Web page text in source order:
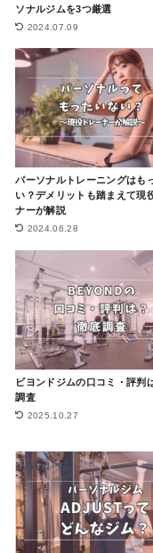
ソナルジムを3つ厳選
2024.07.09
パーソナルトレーニングはも
い？デメリットも踏まえて現
ナーが解説
2024.06.28
ビヨンドジムの口コミ・評判
調査
2025.10.27